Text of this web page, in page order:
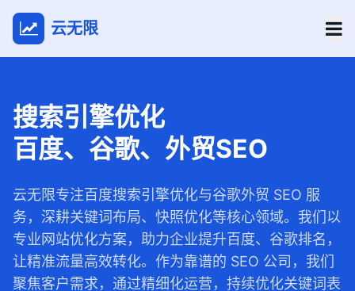
云无限
搜索引擎优化
百度、谷歌、外贸SEO
云无限专注百度搜索引擎优化与谷歌外贸 SEO 服
务，深耕关键词布局、快照优化等核心领域。我们以
专业网站优化方案，助力企业提升百度、谷歌排名，
让精准流量高效转化。作为靠谱的 SEO 公司，我们
聚焦客户需求，通过精细化运营，持续优化关键词表